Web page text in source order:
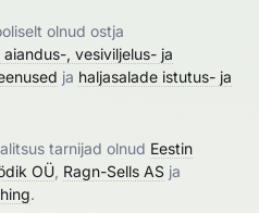
olnud ostja
, vesiviljelus- ja
ja haljasalade istutus- ja
tarnijad olnud Eestin
OÜ Ragn-Sells AS ja
.